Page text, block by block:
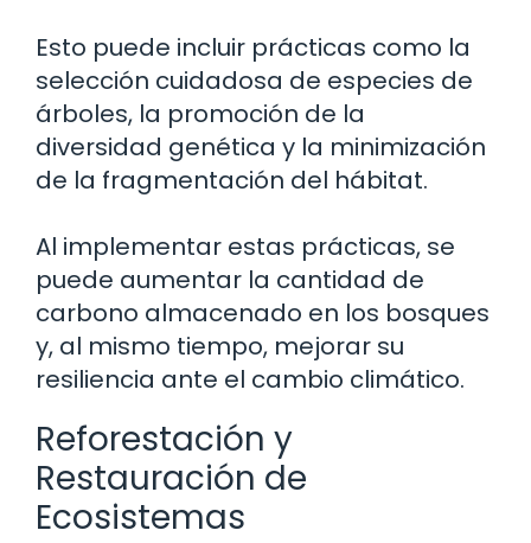
Esto puede incluir prácticas como la
selección cuidadosa de especies de
árboles, la promoción de la
diversidad genética y la minimización
de la fragmentación del hábitat.
Al implementar estas prácticas, se
puede aumentar la cantidad de
carbono almacenado en los bosques
y, al mismo tiempo, mejorar su
resiliencia ante el cambio climático.
Reforestación y
Restauración de
Ecosistemas